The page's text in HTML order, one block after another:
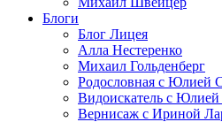
Блоги
Блог Лицея
Алла Нестеренко
Михаил Гольденберг
Родословная с Юлией
Видоискатель с
Вернисаж с Ириной